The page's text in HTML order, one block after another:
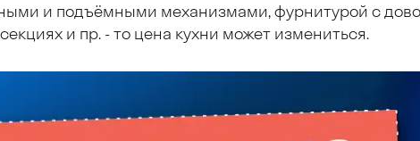
и подъёмными механизмами, фурнитурой с
и пр. - то цена кухни может измениться.